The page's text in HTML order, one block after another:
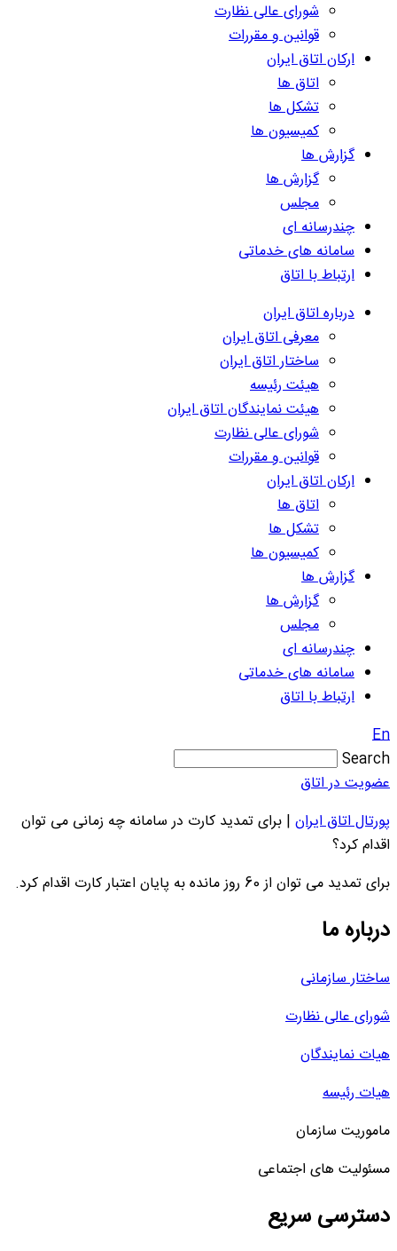
شورای عالی نظارت
قوانین و مقررات
ارکان اتاق ایران
اتاق ها
تشکل ها
کمیسیون ها
گزارش ها
گزارش ها
مجلس
چندرسانه ای
سامانه های خدماتی
ارتباط با اتاق
درباره اتاق ایران
معرفی اتاق ایران
ساختار اتاق ایران
هیئت رئیسه
هیئت نمایندگان اتاق ایران
شورای عالی نظارت
قوانین و مقررات
ارکان اتاق ایران
اتاق ها
تشکل ها
کمیسیون ها
گزارش ها
گزارش ها
مجلس
چندرسانه ای
سامانه های خدماتی
ارتباط با اتاق
En
Search
عضویت در اتاق
پورتال اتاق ایران | برای تمدید کارت در سامانه چه زمانی می توان
اقدام کرد؟
برای تمدید می توان از 60 روز مانده به پایان اعتبار کارت اقدام کرد.
درباره ما
ساختار سازمانی
شورای عالی نظارت
هیات نمایندگان
هیات رئیسه
ماموریت سازمان
مسئولیت های اجتماعی
دسترسی سریع